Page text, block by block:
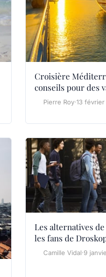
Croisière
conseils pour des
Pierre Roy·13
Les alternatives
les fans de
Camille Vidal·9